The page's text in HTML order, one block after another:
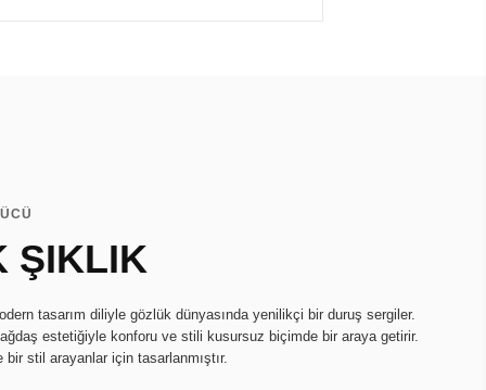
ŞIKLIK
tasarım diliyle gözlük dünyasında yenilikçi bir duruş sergiler.
estetiğiyle konforu ve stili kusursuz biçimde bir araya getirir.
stil arayanlar için tasarlanmıştır.